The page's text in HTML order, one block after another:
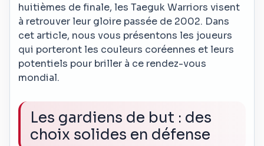
huitièmes de finale, les Taeguk Warriors visent
à retrouver leur gloire passée de 2002. Dans
cet article, nous vous présentons les joueurs
qui porteront les couleurs coréennes et leurs
potentiels pour briller à ce rendez-vous
mondial.
Les gardiens de but : des
choix solides en défense